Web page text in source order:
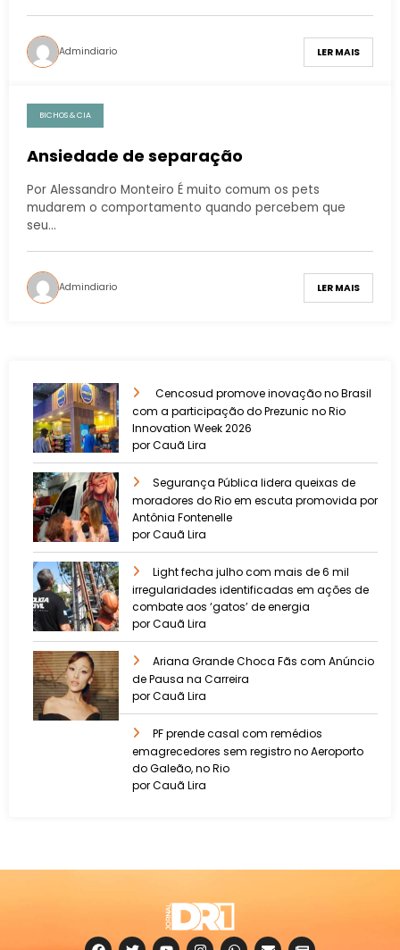
Admindiario LER MAIS
BICHOS & CIA
Ansiedade de separação
Por Alessandro Monteiro É muito comum os pets
mudarem o comportamento quando percebem que
seu…
Admindiario LER MAIS
Cencosud promove inovação no Brasil
com a participação do Prezunic no Rio
Innovation Week 2026
por Cauã Lira
​Segurança Pública lidera queixas de
moradores do Rio em escuta promovida por
Antônia Fontenelle
por Cauã Lira
Light fecha julho com mais de 6 mil
irregularidades identificadas em ações de
combate aos ‘gatos’ de energia
por Cauã Lira
Ariana Grande Choca Fãs com Anúncio
de Pausa na Carreira
por Cauã Lira
PF prende casal com remédios
emagrecedores sem registro no Aeroporto
do Galeão, no Rio
por Cauã Lira